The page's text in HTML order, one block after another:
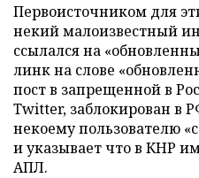
Первоисточником для
некий малоизвестный
ссылался на
линк на слове
пост в запрещенной в
Twitter, заблокирован в
некоему пользователю
и указывает что в КНР
АПЛ.